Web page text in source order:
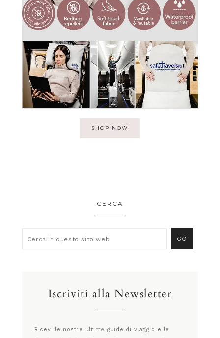
SHOP NOW
CERCA
Iscriviti alla Newsletter
Ricevi le nostre ultime guide di viaggio e le